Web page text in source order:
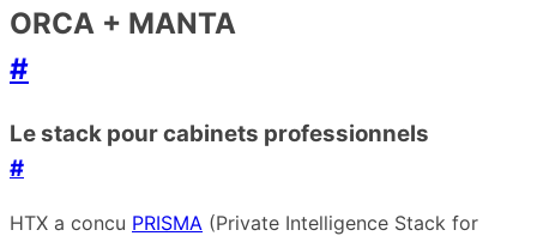
ORCA + MANTA
#
Le stack pour cabinets professionnels
#
HTX a concu PRISMA (Private Intelligence Stack for